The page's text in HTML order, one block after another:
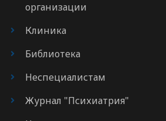
организации
Клиника
Библиотека
Неспециалистам
Журнал "Психиатрия"